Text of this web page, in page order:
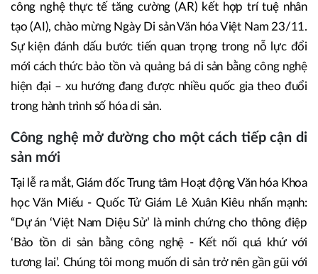
công nghệ thực tế tăng cường (AR) kết hợp trí tuệ nhân
tạo (AI), chào mừng Ngày Di sản Văn hóa Việt Nam 23/11.
Sự kiện đánh dấu bước tiến quan trọng trong nỗ lực đổi
mới cách thức bảo tồn và quảng bá di sản bằng công nghệ
hiện đại – xu hướng đang được nhiều quốc gia theo đuổi
trong hành trình số hóa di sản.
Công nghệ mở đường cho một cách tiếp cận di
sản mới
Tại lễ ra mắt, Giám đốc Trung tâm Hoạt động Văn hóa Khoa
học Văn Miếu - Quốc Tử Giám Lê Xuân Kiêu nhấn mạnh:
“Dự án ‘Việt Nam Diệu Sử’ là minh chứng cho thông điệp
‘Bảo tồn di sản bằng công nghệ - Kết nối quá khứ với
tương lai’. Chúng tôi mong muốn di sản trở nên gần gũi với